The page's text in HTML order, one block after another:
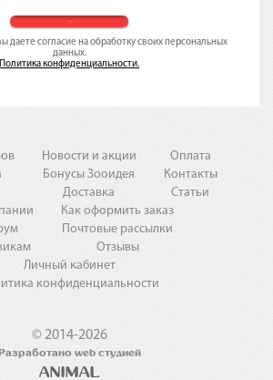
даете согласие на обработку своих персональных
данных.
Политика конфиденциальности.
Новости и акции
Бонусы Зооидея
Доставка
Оплата
Контакты
Статьи
Как оформить заказ
Почтовые рассылки
Отзывы
Личный кабинет
конфиденциальности
© 2014-2026
Разработано web студией
ANIMAL